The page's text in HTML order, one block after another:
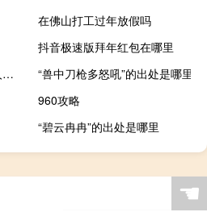
在佛山打工过年放假吗
抖音极速版拜年红包在哪里
数字人生表达什么（数字人生里面数字意思）
“兽中刀枪多怒吼”的出处是哪里
960攻略
“碧云冉冉”的出处是哪里
☚